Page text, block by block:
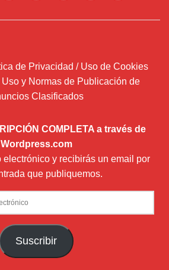
de Privacidad / Uso de Cookies
y Normas de Publicación de
Clasificados
COMPLETA a través de
Wordpress.com
electrónico y recibirás un email por
que publiquemos.
Suscribir